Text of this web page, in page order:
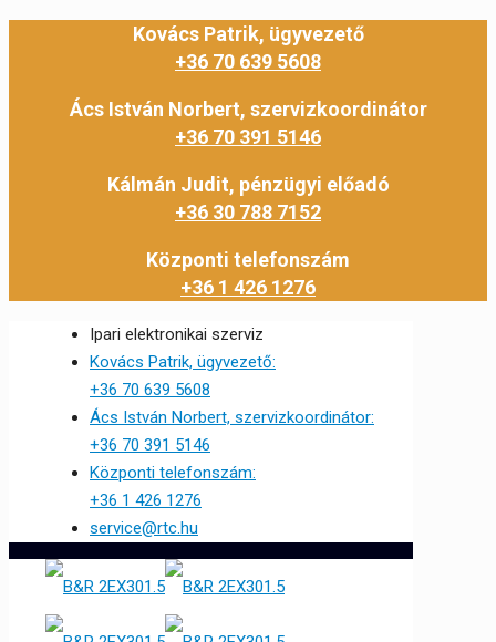
Kovács Patrik, ügyvezető
+36 70 639 5608
Ács István Norbert, szervizkoordinátor
+36 70 391 5146
Kálmán Judit, pénzügyi előadó
+36 30 788 7152
Központi telefonszám
+36 1 426 1276
Ipari elektronikai szerviz
Kovács Patrik, ügyvezető:
+36 70 639 5608
Ács István Norbert, szervizkoordinátor:
+36 70 391 5146
Központi telefonszám:
+36 1 426 1276
service@rtc.hu